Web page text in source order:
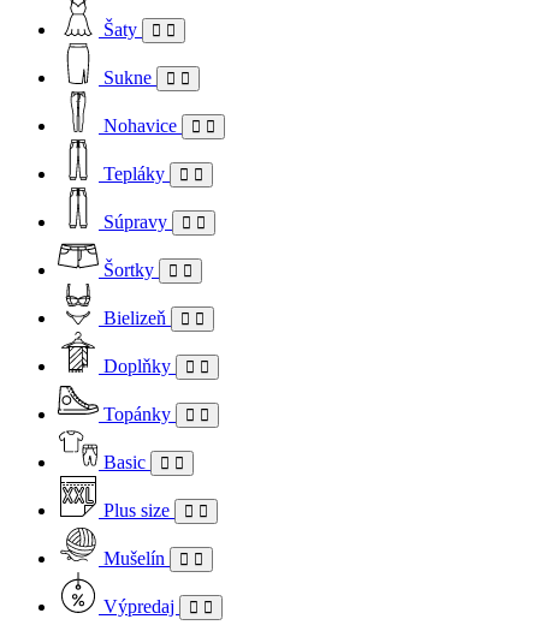
Šaty
Sukne
Nohavice
Tepláky
Súpravy
Šortky
Bielizeň
Doplňky
Topánky
Basic
Plus size
Mušelín
Výpredaj